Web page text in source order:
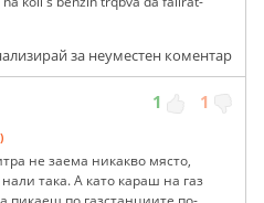
за неуместен коментар
1 1
не заема никакво място,
така. А като караш на газ